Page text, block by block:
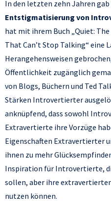
In den letzten zehn Jahren
Entstigmatisierung von
hat mit ihrem Buch „Quiet:
That Can’t Stop Talking“ eine
Herangehensweisen
Öffentlichkeit zugänglich
von Blogs, Büchern und Ted
Stärken Introvertierter
anknüpfend, dass sowohl
Extravertierte ihre Vorzüge
Eigenschaften Extravertierter
ihnen zu mehr
Inspiration für Introvertierte,
sollen, aber ihre
nutzen können.